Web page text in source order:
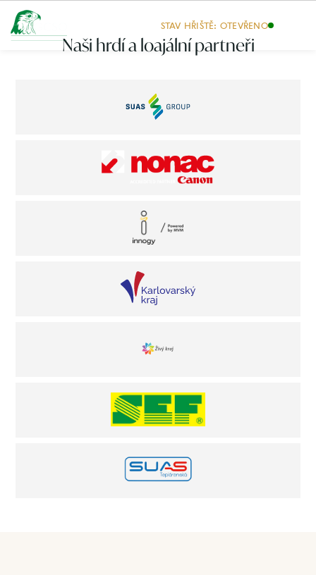
STAV HŘIŠTĚ: OTEVŘENO
Naši hrdí a loajální partneři